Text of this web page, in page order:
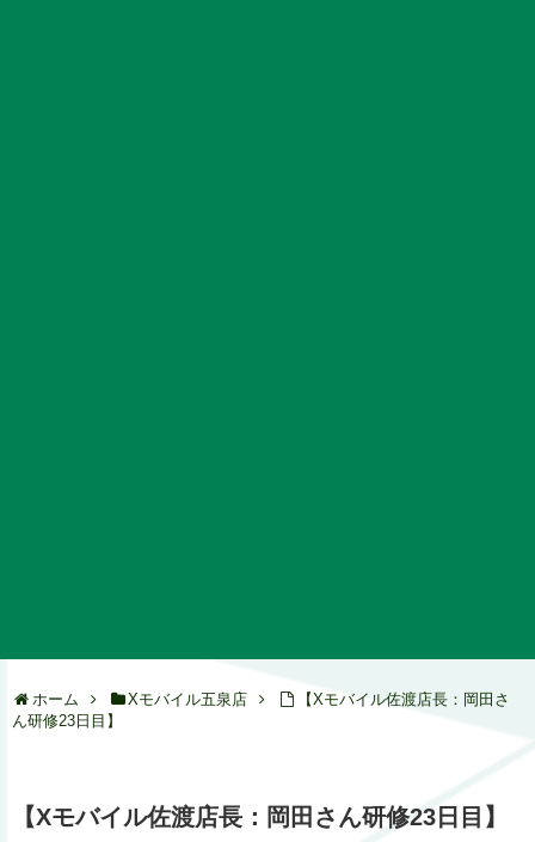
ホーム Xモバイル五泉店
【Xモバイル佐渡店長：岡田さ
ん研修23日目】
【Xモバイル佐渡店長：岡田さん研修23日目】